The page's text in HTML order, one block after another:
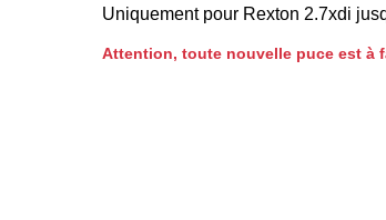
Uniquement pour Rexton 2.7xdi
Attention, toute nouvelle puce est à